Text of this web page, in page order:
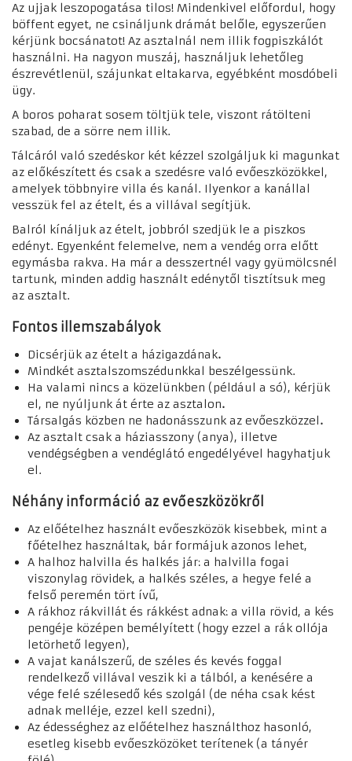
Az ujjak leszopogatása tilos! Mindenkivel előfordul, hogy
böffent egyet, ne csináljunk drámát belőle, egyszerűen
kérjünk bocsánatot! Az asztalnál nem illik fogpiszkálót
használni. Ha nagyon muszáj, használjuk lehetőleg
észrevétlenül, szájunkat eltakarva, egyébként mosdóbeli
ügy.
A boros poharat sosem töltjük tele, viszont rátölteni
szabad, de a sörre nem illik.
Tálcáról való szedéskor két kézzel szolgáljuk ki magunkat
az előkészített és csak a szedésre való evőeszközökkel,
amelyek többnyire villa és kanál. Ilyenkor a kanállal
vesszük fel az ételt, és a villával segítjük.
Balról kínáljuk az ételt, jobbról szedjük le a piszkos
edényt. Egyenként felemelve, nem a vendég orra előtt
egymásba rakva. Ha már a desszertnél vagy gyümölcsnél
tartunk, minden addig használt edénytől tisztítsuk meg
az asztalt.
Fontos illemszabályok
Dicsérjük az ételt a házigazdának.
Mindkét asztalszomszédunkkal beszélgessünk.
Ha valami nincs a közelünkben (például a só), kérjük
el, ne nyúljunk át érte az asztalon.
Társalgás közben ne hadonásszunk az evőeszközzel.
Az asztalt csak a háziasszony (anya), illetve
vendégségben a vendéglátó engedélyével hagyhatjuk
el.
Néhány információ az evőeszközökről
Az előételhez használt evőeszközök kisebbek, mint a
főételhez használtak, bár formájuk azonos lehet,
A halhoz halvilla és halkés jár: a halvilla fogai
viszonylag rövidek, a halkés széles, a hegye felé a
felső peremén tört ívű,
A rákhoz rákvillát és rákkést adnak: a villa rövid, a kés
pengéje középen bemélyített (hogy ezzel a rák ollója
letörhető legyen),
A vajat kanálszerű, de széles és kevés foggal
rendelkező villával veszik ki a tálból, a kenésére a
vége felé szélesedő kés szolgál (de néha csak kést
adnak melléje, ezzel kell szedni),
Az édességhez az előételhez használthoz hasonló,
esetleg kisebb evőeszközöket terítenek (a tányér